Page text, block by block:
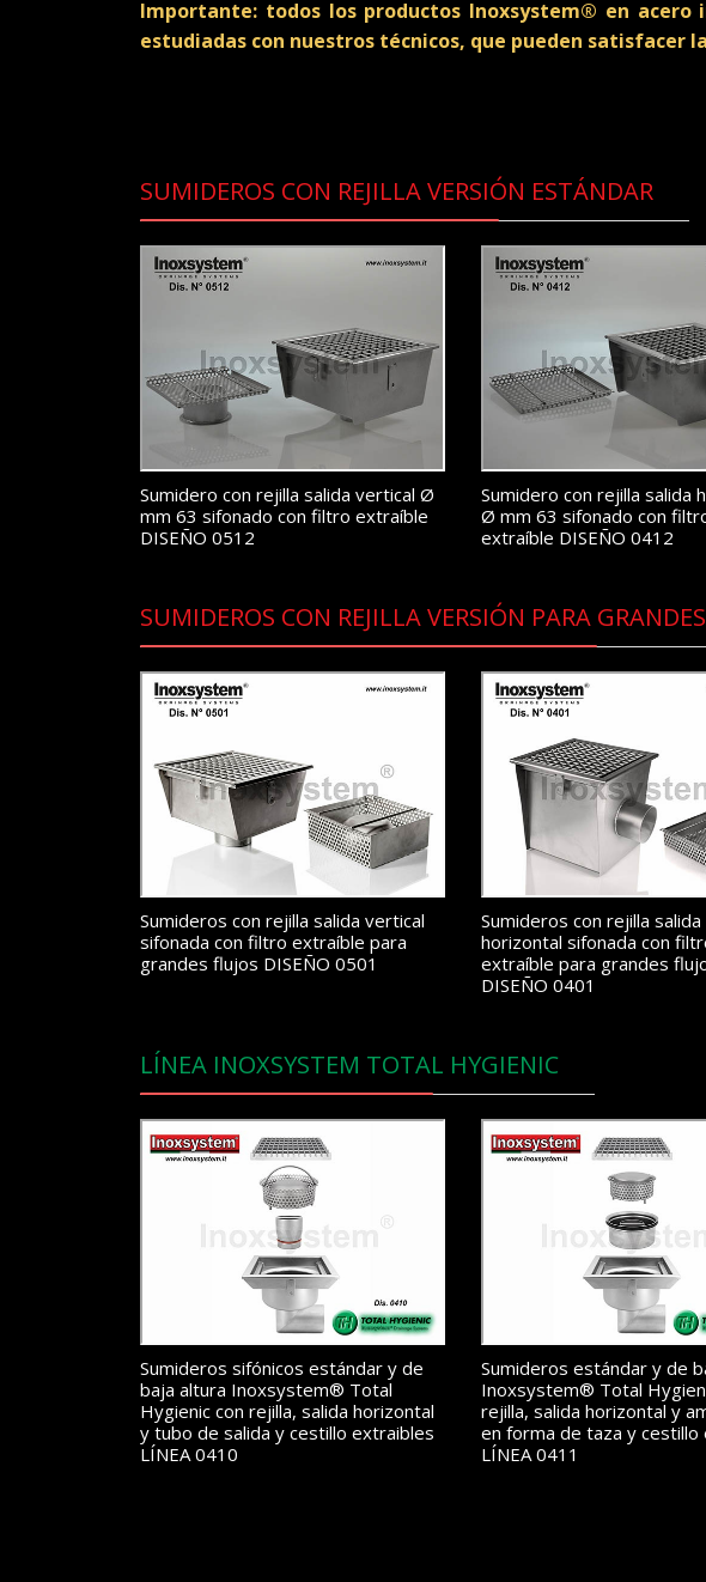
Importante: todos los productos Inoxsystem® en acero
estudiadas con nuestros técnicos, que pueden satisfacer
SUMIDEROS CON REJILLA VERSIÓN ESTÁNDAR
Sumidero con rejilla salida vertical Ø
mm 63 sifonado con filtro extraíble
DISEÑO 0512
Sumidero con rejilla salida
Ø mm 63 sifonado con
extraíble DISEÑO 0412
SUMIDEROS CON REJILLA VERSIÓN PARA
Sumideros con rejilla salida vertical
sifonada con filtro extraíble para
grandes flujos DISEÑO 0501
Sumideros con rejilla salida
horizontal sifonada con
extraíble para grandes
DISEÑO 0401
LÍNEA INOXSYSTEM TOTAL HYGIENIC
Sumideros sifónicos estándar y de
baja altura Inoxsystem® Total
Hygienic con rejilla, salida horizontal
y tubo de salida y cestillo extraibles
LÍNEA 0410
Sumideros estándar y de
Inoxsystem® Total
rejilla, salida horizontal y
en forma de taza y cestillo
LÍNEA 0411